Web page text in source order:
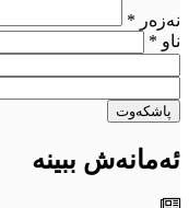
نەزەر *
ناو *
پاشکەوت
ئەمانەش ببینە